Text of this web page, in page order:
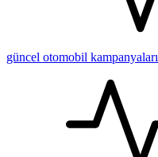
güncel otomobil kampanyaları